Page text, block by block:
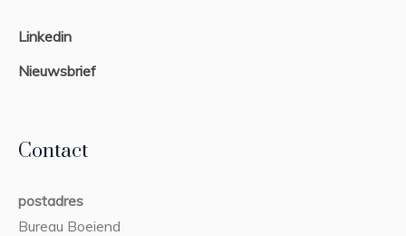
Linkedin
Nieuwsbrief
Contact
postadres
Bureau Boeiend